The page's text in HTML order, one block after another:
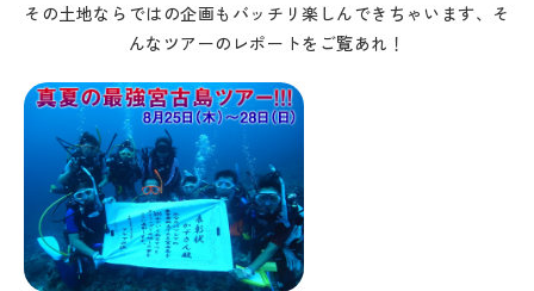
その土地ならではの企画もバッチリ楽しんできちゃいます、そ
んなツアーのレポートをご覧あれ！